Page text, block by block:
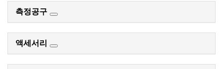
측정공구
액세서리